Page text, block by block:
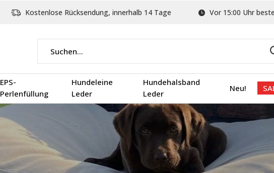
EPS-
Perlenfüllung
Hundeleine
Leder
Hundehalsband
Leder
Neu!
Kostenlose Rücksendung, innerhalb 14 Tage Vor 15:00 Uhr